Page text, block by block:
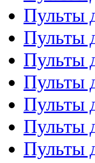
Пульты
Пульты
Пульты
Пульты
Пульты
Пульты
Пульты